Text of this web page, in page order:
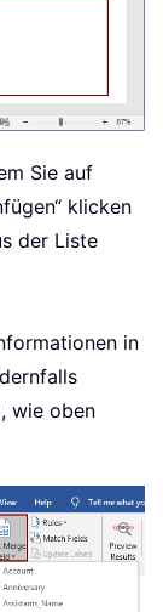
Sie auf
klicken
der Liste
in
wie oben